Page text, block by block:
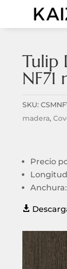
Tulip
NF71
SKU:
madera,
Precio
Anchura:
